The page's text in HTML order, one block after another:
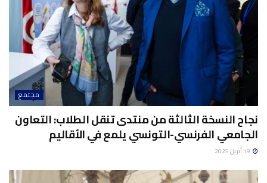
مجتمع
نجاح النسخة الثالثة من منتدى تنقل الطلاب: التعاون
الجامعي الفرنسي-التونسي يلمع في الأقاليم